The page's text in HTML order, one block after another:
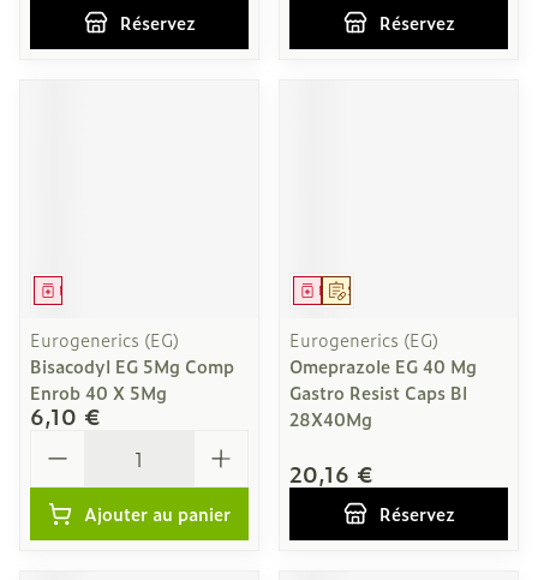
Réservez Réservez
Médicament
Eurogenerics (EG)
Bisacodyl EG 5Mg Comp
Enrob 40 X 5Mg
6,10 €
Ajouter au panier
Sur prescription
Médicament
Eurogenerics (EG)
Omeprazole EG 40 Mg
Gastro Resist Caps Bl
28X40Mg
20,16 €
Réservez